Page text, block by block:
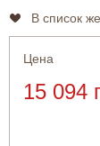
В список
Цена
15 094